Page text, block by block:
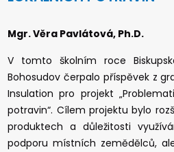
Mgr. Věra Pavlátová, Ph.D.
V tomto školním roce
Bohosudov čerpalo příspěvek z
Insulation pro projekt
potravin“. Cílem projektu bylo
produktech a důležitosti
podporu místních zemědělců,